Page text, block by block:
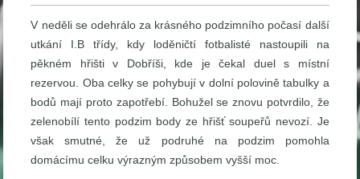
V neděli se odehrálo za krásného podzimního počasí další
utkání I.B třídy, kdy loděničtí fotbalisté nastoupili na
pěkném hřišti v Dobříši, kde je čekal duel s místní
rezervou. Oba celky se pohybují v dolní polovině tabulky a
bodů mají proto zapotřebí. Bohužel se znovu potvrdilo, že
zelenobílí tento podzim body ze hřišť soupeřů nevozí. Je
však smutné, že už podruhé na podzim pomohla
domácímu celku výrazným způsobem vyšší moc.